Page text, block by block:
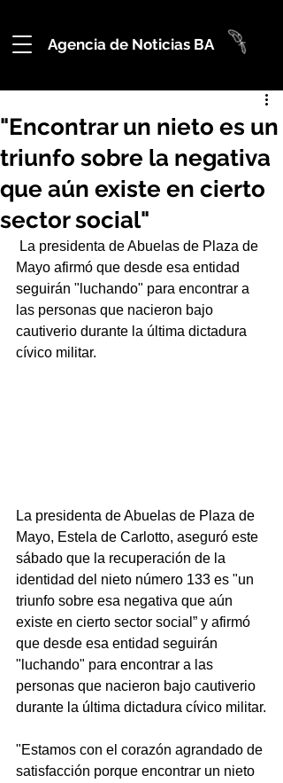
Agencia de Noticias BA
"Encontrar un nieto es un
triunfo sobre la negativa
que aún existe en cierto
sector social"
La presidenta de Abuelas de Plaza de
Mayo afirmó que desde esa entidad
seguirán "luchando" para encontrar a
las personas que nacieron bajo
cautiverio durante la última dictadura
cívico militar.
La presidenta de Abuelas de Plaza de
Mayo, Estela de Carlotto, aseguró este
sábado que la recuperación de la
identidad del nieto número 133 es "un
triunfo sobre esa negativa que aún
existe en cierto sector social” y afirmó
que desde esa entidad seguirán
"luchando" para encontrar a las
personas que nacieron bajo cautiverio
durante la última dictadura cívico militar.
"Estamos con el corazón agrandado de
satisfacción porque encontrar un nieto